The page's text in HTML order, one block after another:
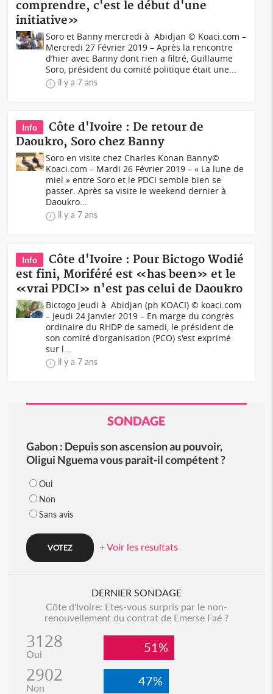
comprendre, c'est le début d'une
initiative»
Soro et Banny mercredi à Abidjan © Koaci.com –
Mercredi 27 Février 2019 – Après la rencontre
d’hier avec Banny dont rien a filtré, Guillaume
Soro, président du comité politique était une...
il y a 7 ans
Info
Côte d'Ivoire : De retour de
Daoukro, Soro chez Banny
Soro en visite chez Charles Konan Banny©
Koaci.com – Mardi 26 Février 2019 – « La lune de
miel » entre Soro et le PDCI semble bien se
passer. Après sa visite le weekend dernier à
Daoukro...
il y a 7 ans
Info
Côte d'Ivoire : Pour Bictogo Wodié
est fini, Moriféré est «has been» et le
«vrai PDCI» n'est pas celui de Daoukro
Bictogo jeudi à Abidjan (ph KOACI) © koaci.com
– Jeudi 24 Janvier 2019 – En marge du congrès
ordinaire du RHDP de samedi, le président de
son comité d'organisation (PCO) s'est exprimé
sur l...
il y a 7 ans
SONDAGE
Gabon : Depuis son ascension au pouvoir,
Oligui Nguema vous parait-il compétent ?
Oui
Non
Sans avis
+ Voir les resultats
DERNIER SONDAGE
Côte d'Ivoire: Etes-vous surpris par le non-
renouvellement du contrat de Emerse Faé ?
3128
Oui 51%
2902
Non 47%